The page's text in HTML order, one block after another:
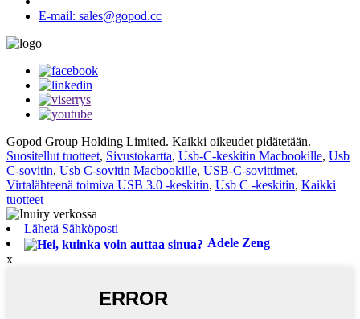
E-mail: sales@gopod.cc
Gopod Group Holding Limited. Kaikki oikeudet pidätetään.
Suositellut tuotteet, Sivustokartta, Usb-C-keskitin Macbookille, Usb
C-sovitin, Usb C-sovitin Macbookille, USB-C-sovittimet,
Virtalähteenä toimiva USB 3.0 -keskitin, Usb C -keskitin, Kaikki
tuotteet
Lähetä Sähköposti
Adele Zeng
x